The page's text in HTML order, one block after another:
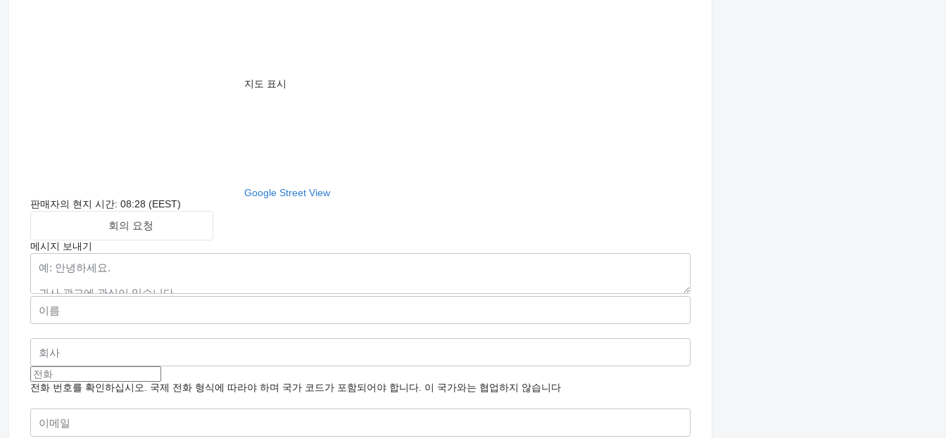
지도 표시
Google Street View
판매자의 현지 시간: 08:28 (EEST)
회의 요청
메시지 보내기
전화 번호를 확인하십시오. 국제 전화 형식에 따라야 하며 국가 코드가 포함되어야 합니다. 이 국가와는 협업하지 않습니다